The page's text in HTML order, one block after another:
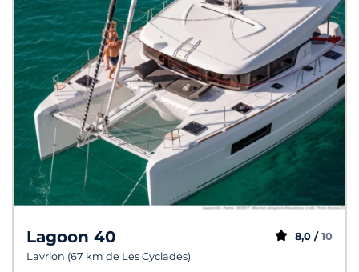
Lagoon 40
Lavrion (67 km de Les Cyclades)
8,0 / 10